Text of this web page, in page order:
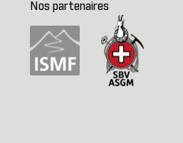
Nos partenaires